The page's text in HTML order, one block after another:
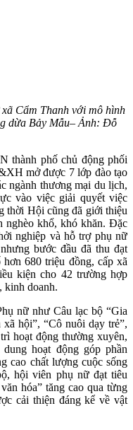
Cẩm Thanh với mô hình
dừa Bảy Mẫu– Ảnh: Đỗ
thành phố chủ động phối
mở được 7 lớp đào tạo
ngành thương mại du lịch,
vào việc giải quyết việc
thời Hội cũng đã giới thiệu
nghèo khổ, khó khăn. Đặc
nghiệp và hỗ trợ phụ nữ
bước đầu đã thu đạt
680 triệu đồng, cấp xã
kiện cho 42 trường hợp
kinh doanh.
nữ như Câu lạc bộ “Gia
hội”, “Cô nuôi dạy trẻ”,
hoạt động thường xuyên,
hoạt động góp phần
cao chất lượng cuộc sống
hội viên phụ nữ đạt tiêu
hóa” tăng cao qua từng
cải thiện đáng kể về vật